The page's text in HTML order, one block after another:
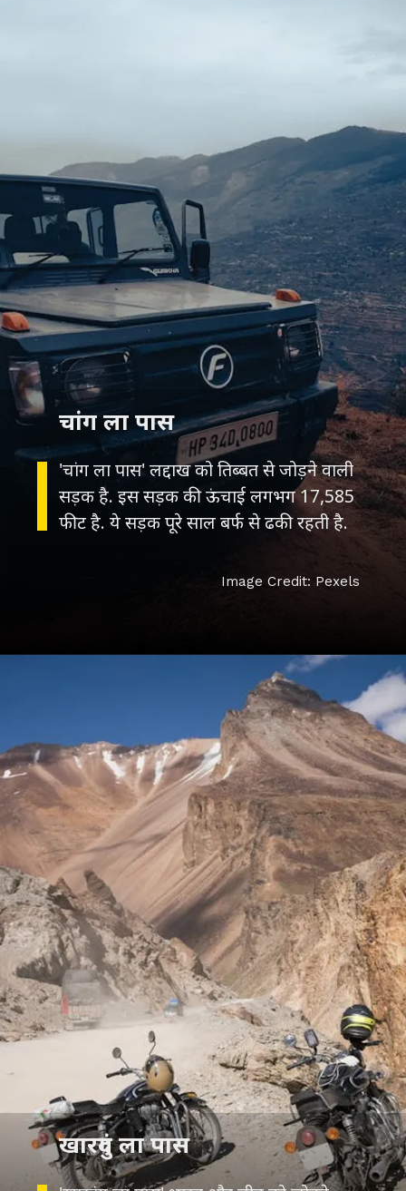
'चांग ला पास' लद्दाख को तिब्बत से जोड़ने वाली
सड़क है. इस सड़क की ऊंचाई लगभग 17,585
फीट है. ये सड़क पूरे साल बर्फ से ढकी रहती है.
चांग ला पास
Image Credit: Pexels
खारदुंग ला पास